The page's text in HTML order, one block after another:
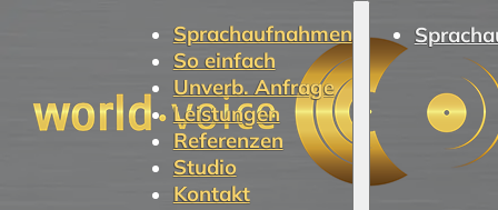
Sprachaufnahmen
So einfach
Unverb. Anfrage
Leistungen
Referenzen
Studio
Kontakt